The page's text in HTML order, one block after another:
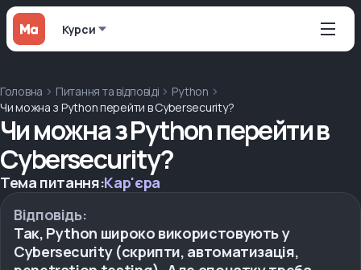
Курси
Головна Питання та відповіді
Python
Чи можна з Python перейти в Cybersecurity?
Чи можна з Python перейти в
Cybersecurity?
Тема питання:Кар'єра
Відповідь:
Так, Python широко використовують у
Cybersecurity (скрипти, автоматизація,